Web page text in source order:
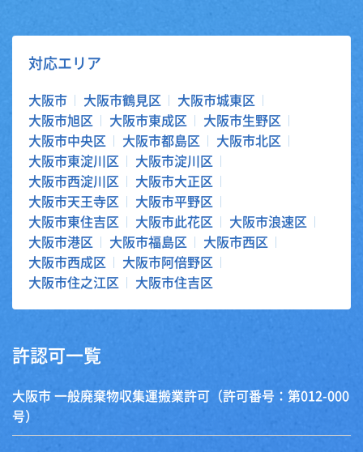
対応エリア
大阪市 大阪市鶴見区
大阪市城東区
大阪市旭区
大阪市東成区
大阪市生野区
大阪市中央区
大阪市都島区
大阪市北区
大阪市東淀川区
大阪市淀川区
大阪市西淀川区
大阪市大正区
大阪市天王寺区
大阪市平野区
大阪市東住吉区
大阪市此花区
大阪市浪速区
大阪市港区
大阪市福島区
大阪市西区
大阪市西成区
大阪市阿倍野区
大阪市住之江区
大阪市住吉区
許認可一覧
大阪市 一般廃棄物収集運搬業許可（許可番号：第012-000
号）